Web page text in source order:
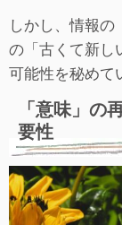
しかし、情報
の「古くて新し
可能性を秘めて
「意味」の
要性